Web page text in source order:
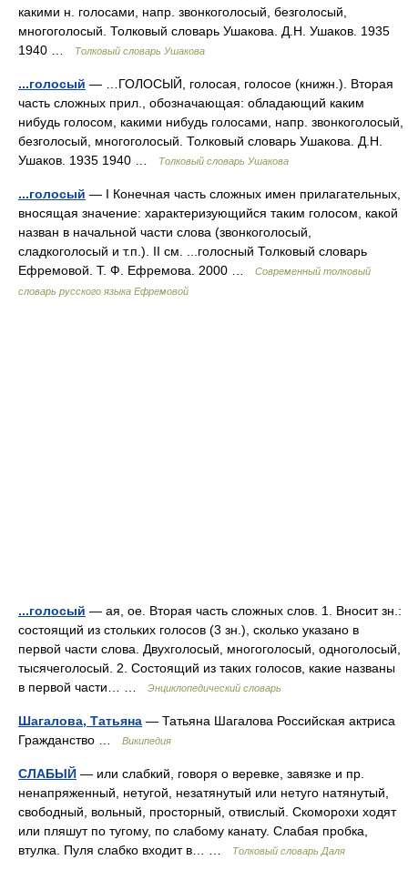
какими н. голосами, напр. звонкоголосый, безголосый,
многоголосый. Толковый словарь Ушакова. Д.Н. Ушаков. 1935
1940 …
Толковый словарь Ушакова
...голосый — …ГОЛОСЫЙ, голосая, голосое (книжн.). Вторая
часть сложных прил., обозначающая: обладающий каким
нибудь голосом, какими нибудь голосами, напр. звонкоголосый,
безголосый, многоголосый. Толковый словарь Ушакова. Д.Н.
Ушаков. 1935 1940 …
Толковый словарь Ушакова
...голосый — I Конечная часть сложных имен прилагательных,
вносящая значение: характеризующийся таким голосом, какой
назван в начальной части слова (звонкоголосый,
сладкоголосый и т.п.). II см. ...голосный Толковый словарь
Ефремовой. Т. Ф. Ефремова. 2000 …
Современный толковый
словарь русского языка Ефремовой
...голосый — ая, ое. Вторая часть сложных слов. 1. Вносит зн.:
состоящий из стольких голосов (3 зн.), сколько указано в
первой части слова. Двухголосый, многоголосый, одноголосый,
тысячеголосый. 2. Состоящий из таких голосов, какие названы
в первой части… …
Энциклопедический словарь
Шагалова, Татьяна — Татьяна Шагалова Российская актриса
Гражданство …
Википедия
СЛАБЫЙ — или слабкий, говоря о веревке, завязке и пр.
ненапряженный, нетугой, незатянутый или нетуго натянутый,
свободный, вольный, просторный, отвислый. Скоморохи ходят
или пляшут по тугому, по слабому канату. Слабая пробка,
втулка. Пуля слабко входит в… …
Толковый словарь Даля